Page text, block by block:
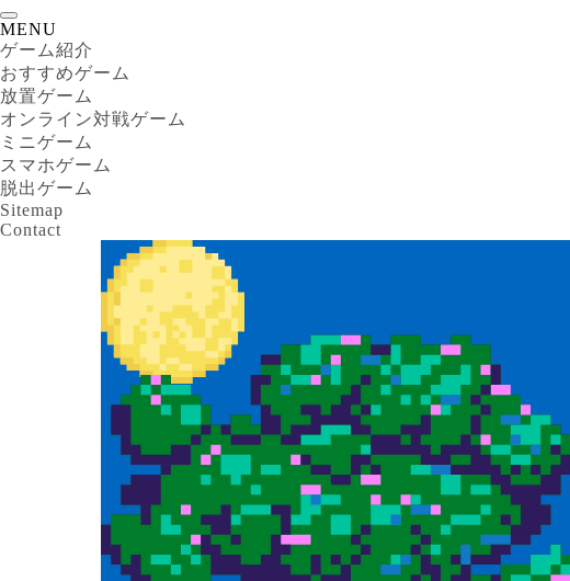
MENU
ゲーム紹介
おすすめゲーム
放置ゲーム
オンライン対戦ゲーム
ミニゲーム
スマホゲーム
脱出ゲーム
Sitemap
Contact